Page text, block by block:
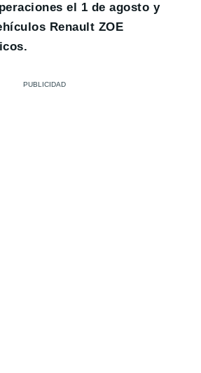
el 1 de agosto y
Renault ZOE